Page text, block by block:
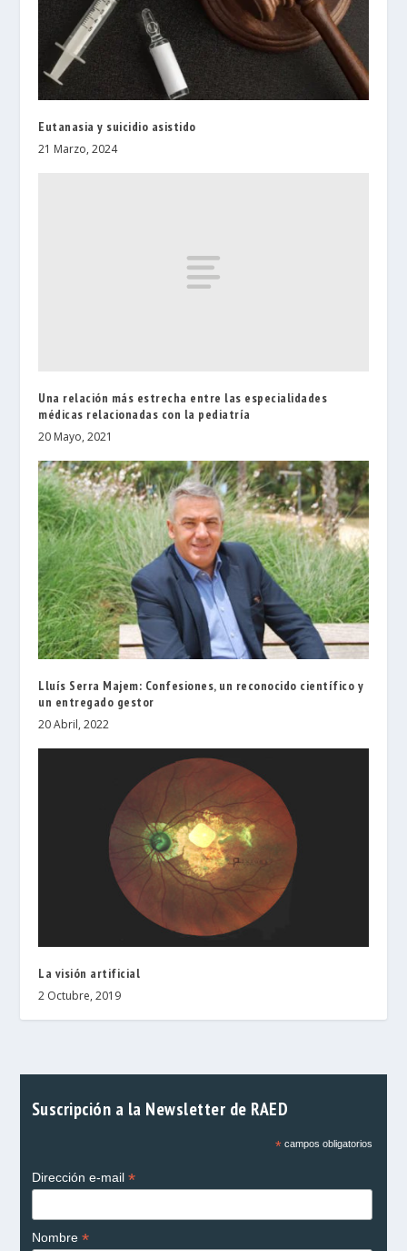
Eutanasia y suicidio asistido
21 Marzo, 2024
Una relación más estrecha entre las especialidades
médicas relacionadas con la pediatría
20 Mayo, 2021
Lluís Serra Majem: Confesiones, un reconocido científico y
un entregado gestor
20 Abril, 2022
La visión artificial
2 Octubre, 2019
Suscripción a la Newsletter de RAED
*campos obligatorios
Dirección e-mail *
Nombre *